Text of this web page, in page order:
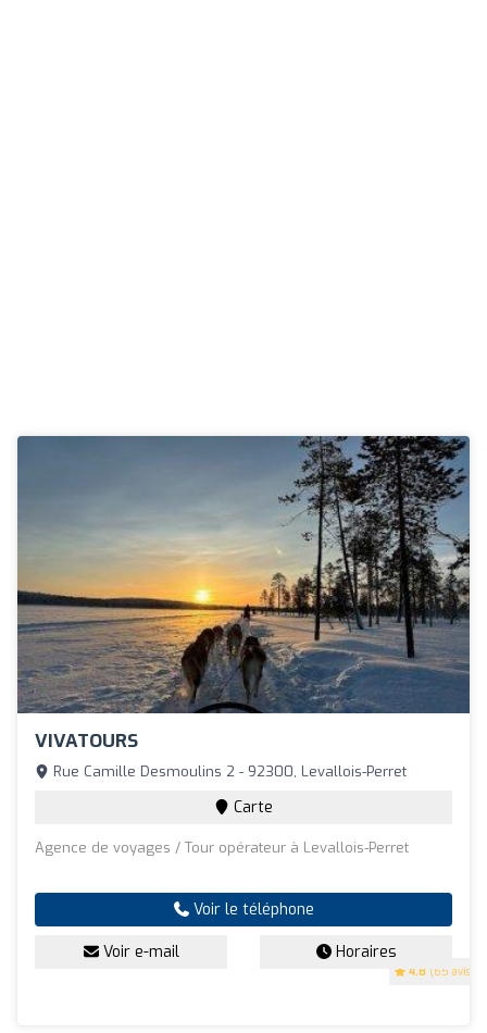
VIVATOURS
4.8 (65 avis)
Rue Camille Desmoulins 2 - 92300, Levallois-Perret
Carte
Agence de voyages / Tour opérateur à Levallois-Perret
Voir le téléphone
Voir e-mail Horaires